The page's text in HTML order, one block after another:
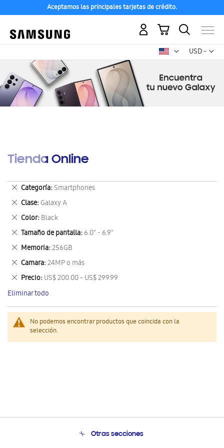
Aceptamos las principales tarjetas de crédito.
USD -
dólar
Mi carrito
Tienda Online
No podemos encontrar productos que coincida con la
selección.
Categoría Smartphones
Eliminar
este
artículo
Clase Galaxy A
Eliminar
este
artículo
Color Black
Eliminar
este
artículo
Tamaño de pantalla 6.0" - 6.9"
Eliminar
este
artículo
Memoria 256GB
Eliminar
este
artículo
Camara 24MP o más
Eliminar
este
artículo
Precio US$ 200.00 - US$ 299.99
Eliminar
este
artículo
Eliminar todo
Otras secciones